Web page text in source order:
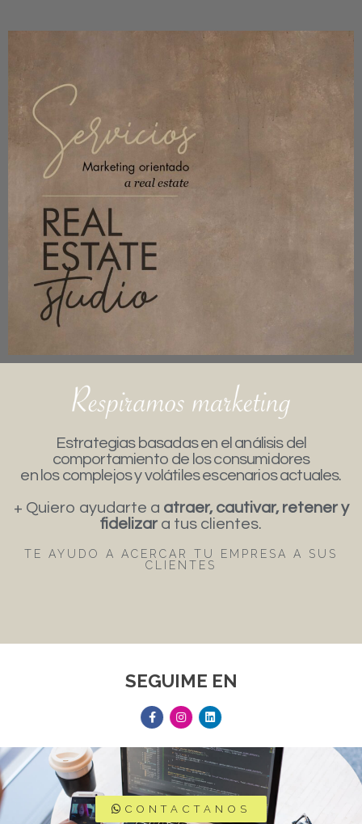
Estrategias basadas en el análisis del
comportamiento de los consumidores
en los complejos y volátiles escenarios actuales.
+ Quiero ayudarte a atraer, cautivar, retener y
fidelizar a tus clientes.
TE AYUDO A ACERCAR TU EMPRESA A SUS
CLIENTES
SEGUIME EN
CONTACTANOS